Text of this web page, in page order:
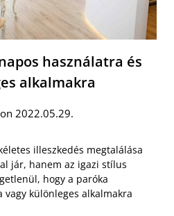
használatra és
alkalmakra
2022.05.29.
illeszkedés megtalálása
jár, hanem az igazi stílus
hogy a paróka
különleges alkalmakra